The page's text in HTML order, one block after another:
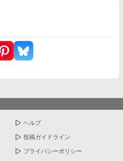
ヘルプ
投稿ガイドライン
プライバシーポリシー